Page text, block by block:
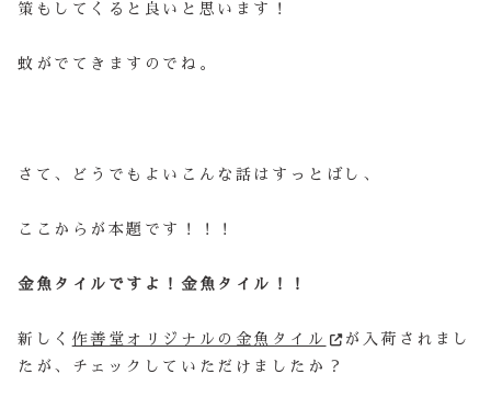
策もしてくると良いと思います！
蚊がでてきますのでね。
さて、どうでもよいこんな話はすっとばし、
ここからが本題です！！！
金魚タイルですよ！金魚タイル！！
新しく 作善堂オリジナルの金魚タイル
が入荷されまし
たが、チェックしていただけましたか？